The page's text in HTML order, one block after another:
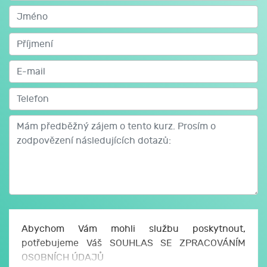
Role asistenta pedagogaLegislativní ukotvení role a
kompetence asistenta pedagoga. Spolupráce s učiteli a
dalšími pedagogickými pracovníky. Specifika práce
na různých stupních škol (MŠ, ZŠ, SŠ). Metodické
vedení a profesní rozvoj asistentů.
Základy speciální pedagogiky a inkluzivního přístupu
pro výkon činnosti asistenta pedagogaPrincipy
inkluzivního vzdělávání a právní rámec inkluze.
Specifika práce s žáky se speciálními vzdělávacími
Zakončení studia
Studium je zakončeno písemným testem a závěrečnou
Abychom Vám mohli službu poskytnout,
potřebujeme Váš SOUHLAS SE ZPRACOVÁNÍM
OSOBNÍCH ÚDAJŮ